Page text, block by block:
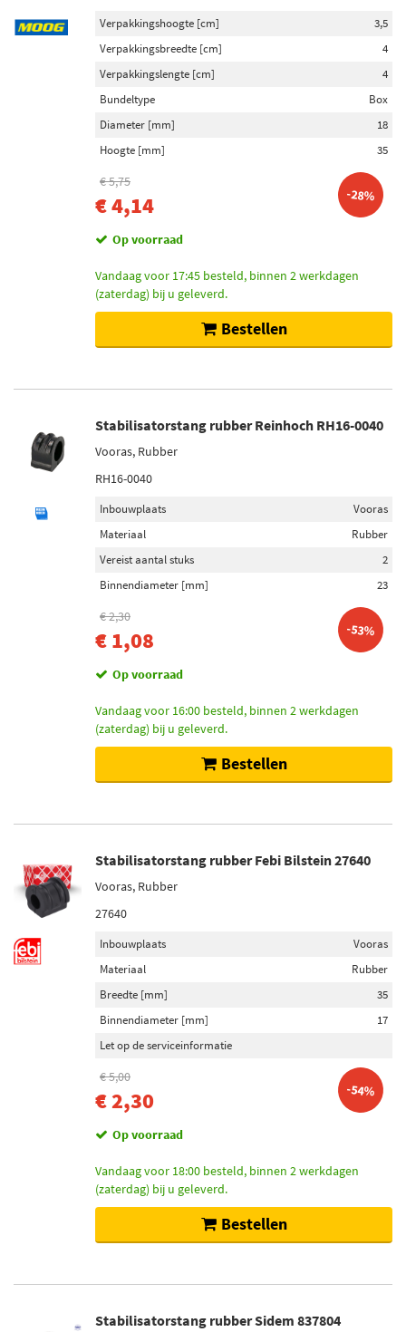
Verpakkingshoogte [cm]
3,5
Verpakkingsbreedte [cm]
4
Verpakkingslengte [cm]
4
Bundeltype
Box
Diameter [mm]
18
Hoogte [mm]
35
€ 5,75
€ 4,14 -28%
Op voorraad
Vandaag voor 17:45 besteld, binnen 2 werkdagen
(zaterdag) bij u geleverd.
Bestellen
Stabilisatorstang rubber Reinhoch RH16-0040
Vooras, Rubber
RH16-0040
Inbouwplaats
Vooras
Materiaal
Rubber
Vereist aantal stuks
2
Binnendiameter [mm]
23
€ 2,30
€ 1,08 -53%
Op voorraad
Vandaag voor 16:00 besteld, binnen 2 werkdagen
(zaterdag) bij u geleverd.
Bestellen
Stabilisatorstang rubber Febi Bilstein 27640
Vooras, Rubber
27640
Inbouwplaats
Vooras
Materiaal
Rubber
Breedte [mm]
35
Binnendiameter [mm]
17
Let op de serviceinformatie
€ 5,00
€ 2,30 -54%
Op voorraad
Vandaag voor 18:00 besteld, binnen 2 werkdagen
(zaterdag) bij u geleverd.
Bestellen
Stabilisatorstang rubber Sidem 837804